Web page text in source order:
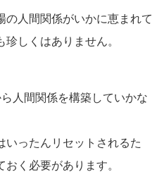
の人間関係がいかに恵まれて
しくはありません。
人間関係を構築していかな
いったんリセットされるた
く必要があります。